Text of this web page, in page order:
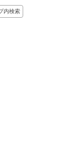
内検索